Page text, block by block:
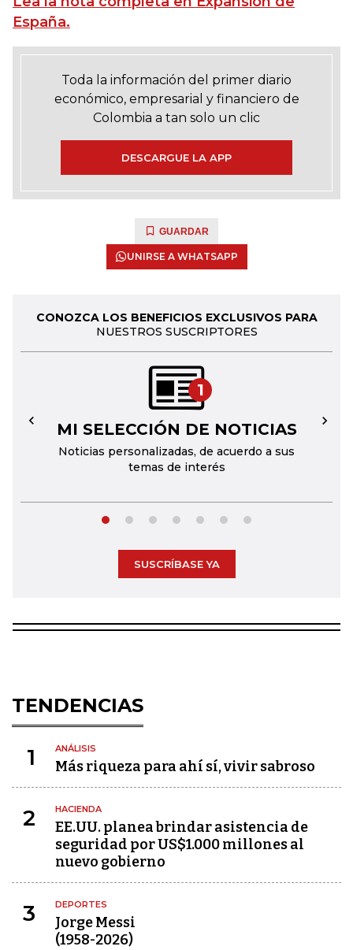
España.
Toda la información del primer diario
económico, empresarial y financiero de
Colombia a tan solo un clic
DESCARGUE LA APP
GUARDAR
UNIRSE A WHATSAPP
CONOZCA LOS BENEFICIOS EXCLUSIVOS PARA
NUESTROS SUSCRIPTORES
1
MI SELECCIÓN DE NOTICIAS
Noticias personalizadas, de acuerdo a sus
temas de interés
← →
SUSCRÍBASE YA
TENDENCIAS
1 ANÁLISIS
Más riqueza para ahí sí, vivir sabroso
2 HACIENDA
EE.UU. planea brindar asistencia de
seguridad por US$1.000 millones al
nuevo gobierno
3 DEPORTES
Jorge Messi
(1958-2026)